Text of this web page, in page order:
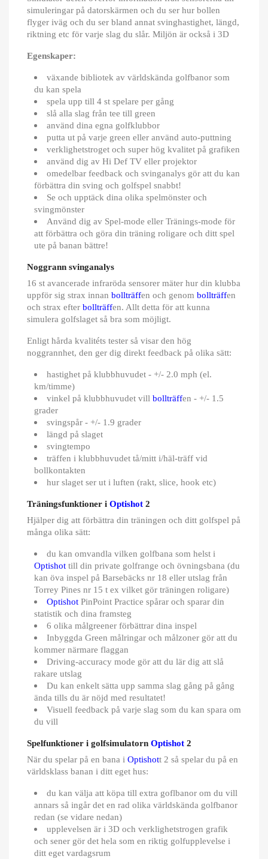
simuleringar på datorskärmen och du ser hur bollen
flyger iväg och du ser bland annat svinghastighet, längd,
riktning etc för varje slag du slår. Miljön är också i 3D
Egenskaper:
växande bibliotek av världskända golfbanor som
du kan spela
spela upp till 4 st spelare per gång
slå alla slag från tee till green
använd dina egna golfklubbor
putta ut på varje green eller använd auto-puttning
verklighetstroget och super hög kvalitet på grafiken
använd dig av Hi Def TV eller projektor
omedelbar feedback och svinganalys gör att du kan
förbättra din sving och golfspel snabbt!
Se och upptäck dina olika spelmönster och
svingmönster
Använd dig av Spel-mode eller Tränings-mode för
att förbättra och göra din träning roligare och ditt spel
ute på banan bättre!
Noggrann svinganalys
16 st avancerade infraröda sensorer mäter hur din klubba
uppför sig strax innan bollträffen och genom bollträffen
och strax efter bollträffen. Allt detta för att kunna
simulera golfslaget så bra som möjligt.
Enligt hårda kvalitéts tester så visar den hög
noggrannhet, den ger dig direkt feedback på olika sätt:
hastighet på klubbhuvudet - +/- 2.0 mph (el.
km/timme)
vinkel på klubbhuvudet vill bollträffen - +/- 1.5
grader
svingspår - +/- 1.9 grader
längd på slaget
svingtempo
träffen i klubbhuvudet tå/mitt i/häl-träff vid
bollkontakten
hur slaget ser ut i luften (rakt, slice, hook etc)
Träningsfunktioner i Optishot 2
Hjälper dig att förbättra din träningen och ditt golfspel på
många olika sätt:
du kan omvandla vilken golfbana som helst i
Optishot till din private golfrange och övningsbana (du
kan öva inspel på Barsebäcks nr 18 eller utslag från
Torrey Pines nr 15 t ex vilket gör träningen roligare)
Optishot PinPoint Practice spårar och sparar din
statistik och dina framsteg
6 olika målgreener förbättrar dina inspel
Inbyggda Green målringar och målzoner gör att du
kommer närmare flaggan
Driving-accuracy mode gör att du lär dig att slå
rakare utslag
Du kan enkelt sätta upp samma slag gång på gång
ända tills du är nöjd med resultatet!
Visuell feedback på varje slag som du kan spara om
du vill
Spelfunktioner i golfsimulatorn Optishot 2
När du spelar på en bana i Optishott 2 så spelar du på en
världsklass banan i ditt eget hus:
du kan välja att köpa till extra goflbanor om du vill
annars så ingår det en rad olika världskända golfbanor
redan (se vidare nedan)
upplevelsen är i 3D och verklighetstrogen grafik
och sener gör det hela som en riktig golfupplevelse i
ditt eget vardagsrum